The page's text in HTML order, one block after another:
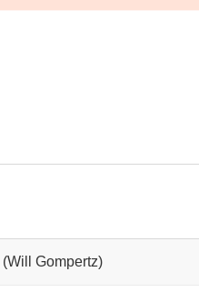
(Will Gompertz)